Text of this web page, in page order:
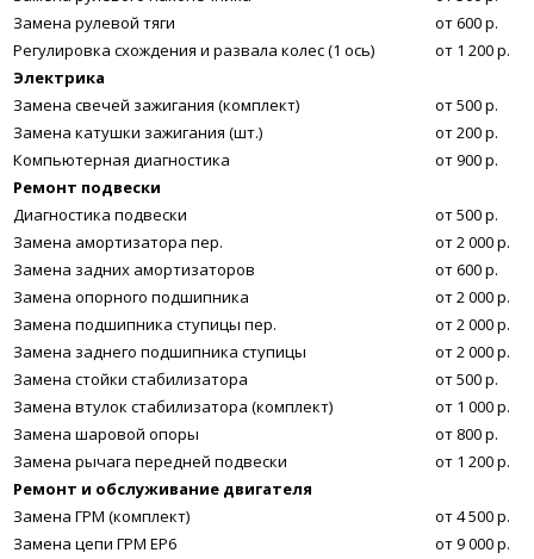
Замена рулевой тяги
от 600 р.
Регулировка схождения и развала колес (1 ось)
от 1 200 р.
Электрика
Замена свечей зажигания (комплект)
от 500 р.
Замена катушки зажигания (шт.)
от 200 р.
Компьютерная диагностика
от 900 р.
Ремонт подвески
Диагностика подвески
от 500 р.
Замена амортизатора пер.
от 2 000 р.
Замена задних амортизаторов
от 600 р.
Замена опорного подшипника
от 2 000 р.
Замена подшипника ступицы пер.
от 2 000 р.
Замена заднего подшипника ступицы
от 2 000 р.
Замена стойки стабилизатора
от 500 р.
Замена втулок стабилизатора (комплект)
от 1 000 р.
Замена шаровой опоры
от 800 р.
Замена рычага передней подвески
от 1 200 р.
Ремонт и обслуживание двигателя
Замена ГРМ (комплект)
от 4 500 р.
Замена цепи ГРМ EP6
от 9 000 р.